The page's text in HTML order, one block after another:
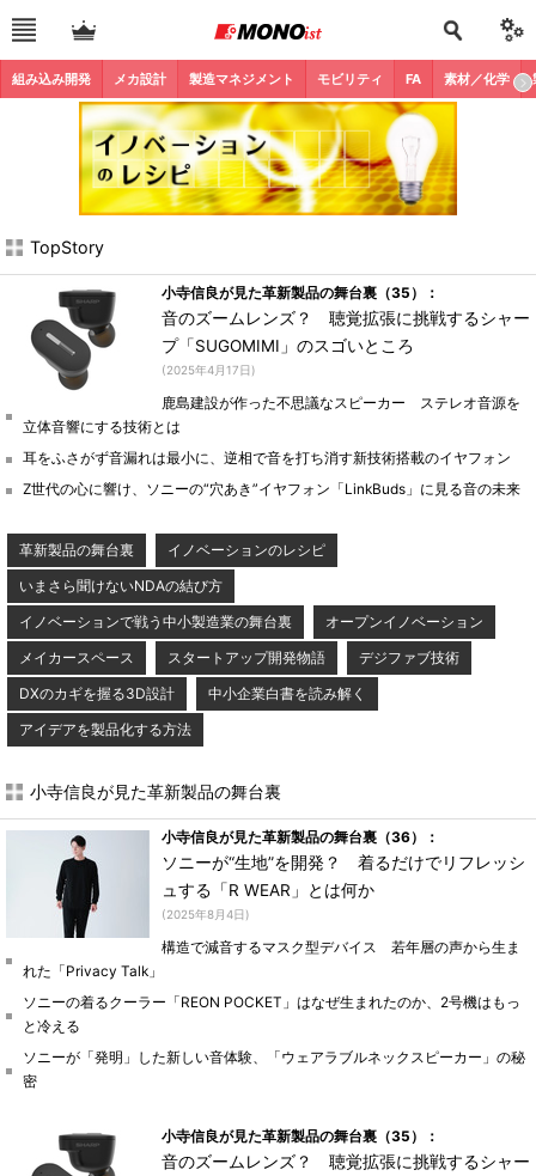
組み込み開発 メカ設計 製造マネジメント モビリティ FA 素材／化学
TopStory
小寺信良が見た革新製品の舞台裏（35）：
音のズームレンズ？ 聴覚拡張に挑戦するシャー
プ「SUGOMIMI」のスゴいところ
(2025年4月17日)
鹿島建設が作った不思議なスピーカー ステレオ音源を
立体音響にする技術とは
耳をふさがず音漏れは最小に、逆相で音を打ち消す新技術搭載のイヤフォン
Z世代の心に響け、ソニーの“穴あき”イヤフォン「LinkBuds」に見る音の未来
革新製品の舞台裏
イノベーションのレシピ
いまさら聞けないNDAの結び方
イノベーションで戦う中小製造業の舞台裏
オープンイノベーション
メイカースペース
スタートアップ開発物語
デジファブ技術
DXのカギを握る3D設計
中小企業白書を読み解く
アイデアを製品化する方法
小寺信良が見た革新製品の舞台裏
小寺信良が見た革新製品の舞台裏（36）：
ソニーが“生地”を開発？ 着るだけでリフレッシ
ュする「R WEAR」とは何か
(2025年8月4日)
構造で減音するマスク型デバイス 若年層の声から生ま
れた「Privacy Talk」
ソニーの着るクーラー「REON POCKET」はなぜ生まれたのか、2号機はもっ
と冷える
ソニーが「発明」した新しい音体験、「ウェアラブルネックスピーカー」の秘
密
小寺信良が見た革新製品の舞台裏（35）：
音のズームレンズ？ 聴覚拡張に挑戦するシャー